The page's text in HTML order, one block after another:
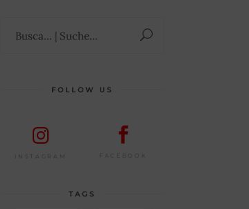
FOLLOW US
INSTAGRAM FACEBOOK
TAGS